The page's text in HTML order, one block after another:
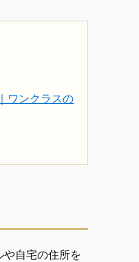
ワンクラスの
自宅の住所を